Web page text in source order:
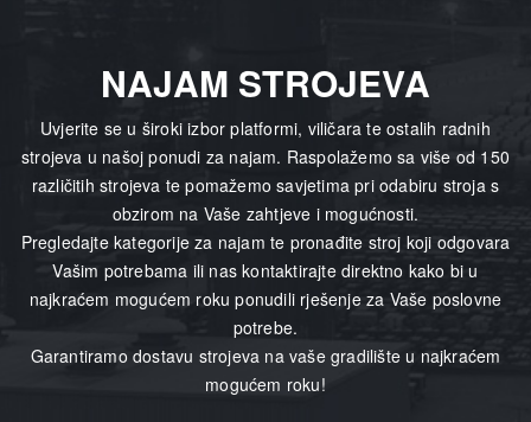
NAJAM STROJEVA
Uvjerite se u široki izbor platformi, viličara te ostalih radnih
strojeva u našoj ponudi za najam. Raspolažemo sa više od 150
različitih strojeva te pomažemo savjetima pri odabiru stroja s
obzirom na Vaše zahtjeve i mogućnosti.
Pregledajte kategorije za najam te pronađite stroj koji odgovara
Vašim potrebama ili nas kontaktirajte direktno kako bi u
najkraćem mogućem roku ponudili rješenje za Vaše poslovne
potrebe.
Garantiramo dostavu strojeva na vaše gradilište u najkraćem
mogućem roku!